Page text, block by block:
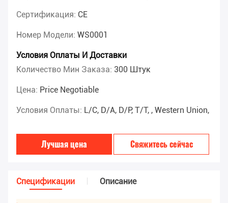
Сертификация: CE
Номер Модели: WS0001
Условия Оплаты И Доставки
Количество Мин Заказа: 300 Штук
Цена: Price Negotiable
Условия Оплаты: L/C, D/A, D/P, T/T, , Western Union,
Лучшая цена Свяжитесь сейчас
Спецификации Описание